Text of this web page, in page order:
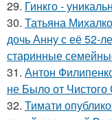
29. Гинкго -
30. Татьяна
дочь Анну с её 52-
старинные
31. Антон
не Было от
32. Тимати